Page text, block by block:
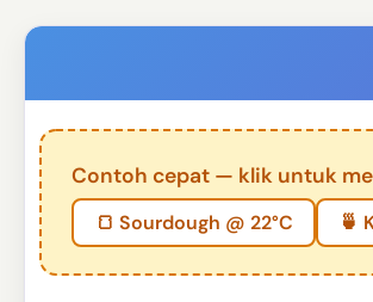
Contoh cepat — klik untuk
🍞 Sourdough @ 22°C 🍵